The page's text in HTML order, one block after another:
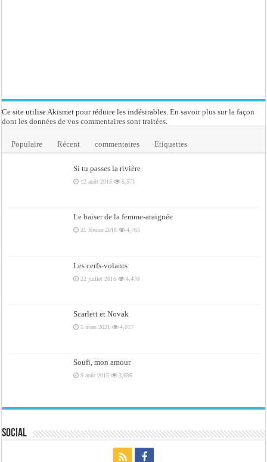
Ce site utilise Akismet pour réduire les indésirables.En savoir plus sur la façon
dont les données de vos commentaires sont traitées.
Populaire Récent commentaires Etiquettes
Si tu passes la rivière
12 août 2015 5,571
Le baiser de la femme-araignée
21 février 2016 4,765
Les cerfs-volants
22 juillet 2016 4,470
Scarlett et Novak
5 mars 2021 4,017
Soufi, mon amour
9 août 2015 3,696
Social